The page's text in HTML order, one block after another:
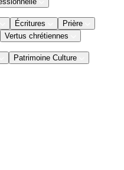
Écritures
Prière
Vertus chrétiennes
Patrimoine Culture